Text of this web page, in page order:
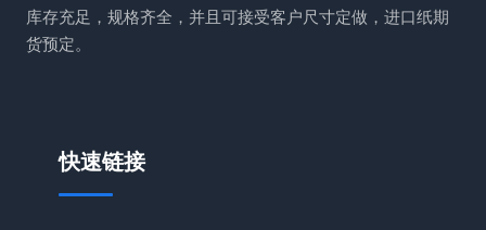
库存充足，规格齐全，并且可接受客户尺寸定做，进口纸期
货预定。
快速链接